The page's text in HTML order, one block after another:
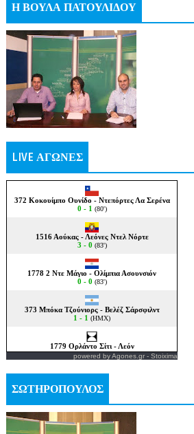
Η ΒΟΥΛΑ ΠΑΤΟΥΛΙΔΟΥ
LIVE ΑΓΩΝΕΣ
powered byAgones.gr- Stoixima
ΣΩΤΗΡΟΠΟΥΛΟΣ